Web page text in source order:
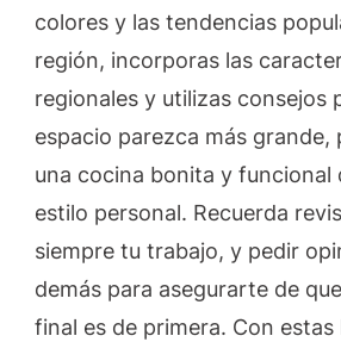
colores y las tendencias
región, incorporas las
regionales y utilizas consejos
espacio parezca más grande,
una cocina bonita y funcional
estilo personal. Recuerda
siempre tu trabajo, y pedir
demás para asegurarte de
final es de primera. Con